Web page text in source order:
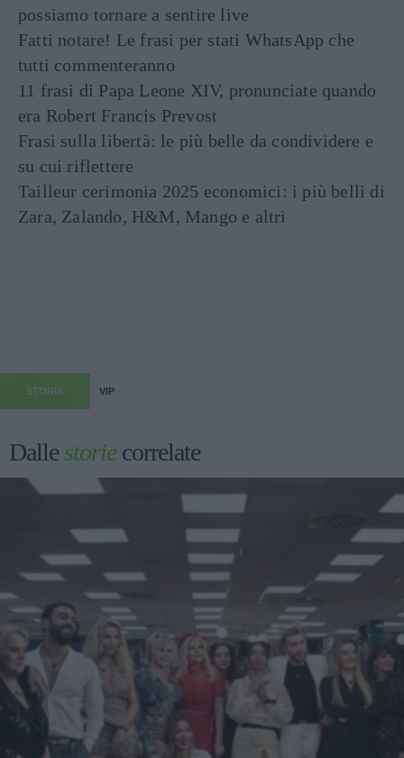
possiamo tornare a sentire live
Fatti notare! Le frasi per stati WhatsApp che
tutti commenteranno
11 frasi di Papa Leone XIV, pronunciate quando
era Robert Francis Prevost
Frasi sulla libertà: le più belle da condividere e
su cui riflettere
Tailleur cerimonia 2025 economici: i più belli di
Zara, Zalando, H&M, Mango e altri
STORIA VIP
Dallestoriecorrelate